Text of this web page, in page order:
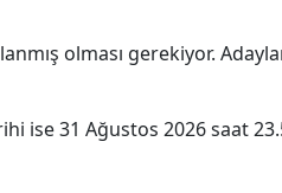
olması gerekiyor.
ise 31 Ağustos 2026 saat